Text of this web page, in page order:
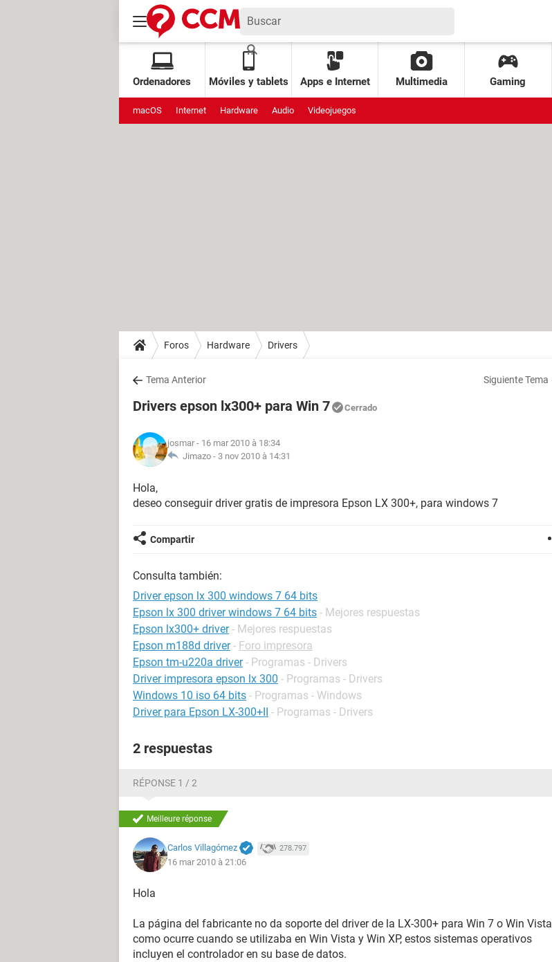
Ordenadores Móviles y tablets Apps e Internet Multimedia Gaming
macOS Internet Hardware Audio Videojuegos
Foros Hardware Drivers
Tema Anterior Siguiente Tema
Drivers epson lx300+ para Win 7 Cerrado
josmar - 16 mar 2010 à 18:34
Jimazo - 3 nov 2010 à 14:31
Hola,
deseo conseguir driver gratis de impresora Epson LX 300+, para windows 7
Compartir
Consulta también:
Driver epson lx 300 windows 7 64 bits
Epson lx 300 driver windows 7 64 bits - Mejores respuestas
Epson lx300+ driver - Mejores respuestas
Epson m188d driver - Foro impresora
Epson tm-u220a driver - Programas - Drivers
Driver impresora epson lx 300 - Programas - Drivers
Windows 10 iso 64 bits - Programas - Windows
Driver para Epson LX-300+II - Programas - Drivers
2 respuestas
RÉPONSE 1 / 2
Meilleure réponse
Carlos Villagómez 278.797
16 mar 2010 à 21:06
Hola
La página del fabricante no da soporte del driver de la LX-300+ para Win 7 o Win Vista
como ocurre cuando se utilizaba en Win Vista y Win XP, estos sistemas operativos
incluyen el controlador en su base de datos.